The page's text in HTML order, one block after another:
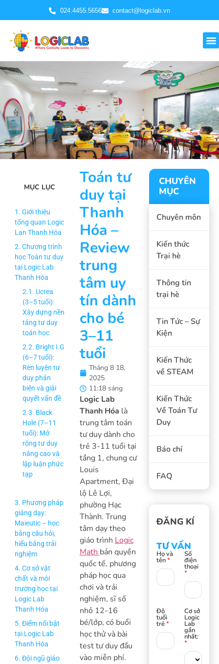
024.4455.5656 contact@logiclab.vn
MỤC LỤC
1. Giới thiệu
tổng quan Logic
Lan Thanh Hóa
2. Chương trình
học Toán tư duy
tại Logic Lab
Thanh Hóa
2.1. Ucrea
(3–5 tuổi):
Xây dựng nền
tảng tư duy
toán học
2.2. Bright I.G
(6–7 tuổi):
Rèn luyện tư
duy phản
biện và giải
quyết vấn đề
2.3. Black
Hole (7–11
tuổi): Mở
rộng tư duy
nâng cao và
lập luận phức
tạp
3. Phương pháp
giảng dạy:
Maieutic – học
bằng câu hỏi,
hiểu bằng trải
nghiệm
4. Cơ sở vật
chất và môi
trường học tại
Logic Lab
Thanh Hóa
5. Điểm nổi bật
tại Logic Lab
Thanh Hóa
6. Đội ngũ giáo
Toán tư
duy tại
Thanh
Hóa –
Review
trung
tâm uy
tín dành
cho bé
3–11
tuổi
Tháng 8 18,
2025
11:18 sáng
Logic Lab
Thanh Hóa là
trung tâm toán
tư duy dành cho
trẻ 3-11 tuổi tại
tầng 1, chung cư
Louis
Apartment, Đại
lộ Lê Lợi,
phường Hạc
Thành. Trung
tâm dạy theo
giáo trình Logic
Math bản quyền
quốc tế, phương
pháp học qua
chơi và trải
nghiệm, sĩ số
nhỏ 12-16
bé/lớp, có buổi
học thử và bài
test tư duy đầu
vào miễn phí.
CHUYÊN
MỤC
Báo chí
Chuyên môn
FAQ
Kiến thức
Trại hè
Kiến Thức
về STEAM
Kiến Thức
Về Toán Tư
Duy
Thông tin
trại hè
Tin Tức – Sự
Kiện
ĐĂNG KÍ
TƯ VẤN
Họ và
tên*
Số
điện
thoại
*
Độ
tuổi
trẻ*
Cơ sở
Logic
Lab
gần
nhất:
*